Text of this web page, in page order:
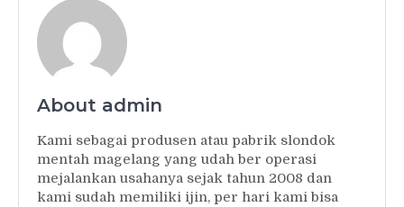
About admin
Kami sebagai produsen atau pabrik slondok
mentah magelang yang udah ber operasi
mejalankan usahanya sejak tahun 2008 dan
kami sudah memiliki ijin, per hari kami bisa